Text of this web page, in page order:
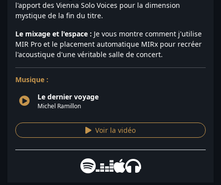
l'apport des Vienna Solo Voices pour la dimension
mystique de la fin du titre.
Le mixage et l'espace : Je vous montre comment j'utilise
MIR Pro et le placement automatique MIRx pour recréer
l'acoustique d'une véritable salle de concert.
Musique :
Le dernier voyage
Michel Ramillon
Voir la vidéo